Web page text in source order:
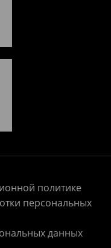
политике
персональных
данных